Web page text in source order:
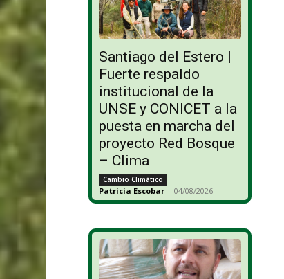
Santiago del Estero |
Fuerte respaldo
institucional de la
UNSE y CONICET a la
puesta en marcha del
proyecto Red Bosque
– Clima
Cambio Climático
Patricia Escobar - 04/08/2026